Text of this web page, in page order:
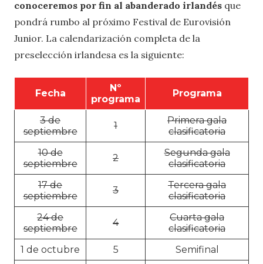
conoceremos por fin al abanderado irlandés que
pondrá rumbo al próximo Festival de Eurovisión
Junior. La calendarización completa de la
preselección irlandesa es la siguiente:
Fecha
Nº
programa
Programa
3 de
septiembre
1
Primera gala
clasificatoria
10 de
septiembre
2
Segunda gala
clasificatoria
17 de
septiembre
3
Tercera gala
clasificatoria
24 de
septiembre
4
Cuarta gala
clasificatoria
1 de octubre
5
Semifinal